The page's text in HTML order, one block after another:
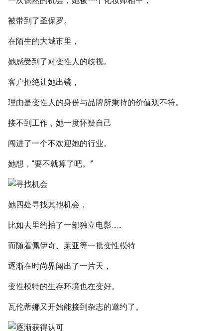
被带到了圣保罗。
在陌生的大城市里，
她感受到了对变性人的歧视。
客户拒绝让她出镜，
理由是变性人的身份与品牌所秉持的价值观不符。
接不到工作，她一度怀疑自己
闯进了一个不欢迎她的行业。
她想，“要不就算了吧。”
她四处寻找其他机会，
比如去里约拍了一部独立电影……
而随着佩伊奇、莱亚等一批变性模特
逐渐在时尚界闯出了一片天，
变性模特的生存环境也在变好。
瓦伦蒂娜又开始能接到杂志的邀约了。